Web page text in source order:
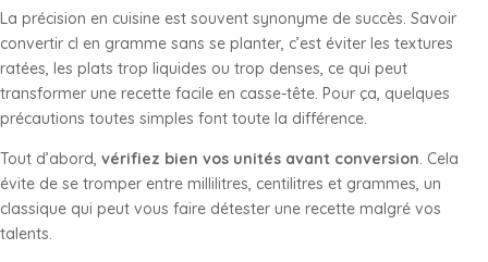
La précision en cuisine est souvent synonyme de succès. Savoir
convertir cl en gramme sans se planter, c’est éviter les textures
ratées, les plats trop liquides ou trop denses, ce qui peut
transformer une recette facile en casse-tête. Pour ça, quelques
précautions toutes simples font toute la différence.
Tout d’abord, vérifiez bien vos unités avant conversion. Cela
évite de se tromper entre millilitres, centilitres et grammes, un
classique qui peut vous faire détester une recette malgré vos
talents.